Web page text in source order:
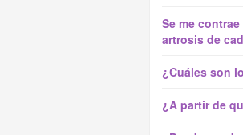
Se me
artrosis de
¿Cuáles son
¿A partir de